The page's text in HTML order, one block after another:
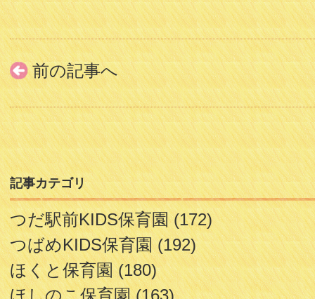
前の記事へ
記事カテゴリ
つだ駅前KIDS保育園(172)
つばめKIDS保育園(192)
ほくと保育園(180)
ほしのこ保育園(163)